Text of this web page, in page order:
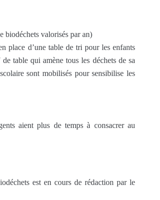
biodéchets valorisés par an)
place d’une table de tri pour les enfants
table qui amène tous les déchets de sa
sont mobilisés pour sensibilise les
aient plus de temps à consacrer au
est en cours de rédaction par le